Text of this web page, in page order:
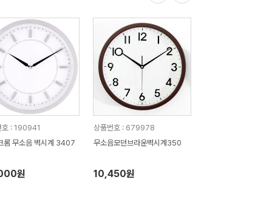
호 : 190941
롬 무소음 벽시계 3407
원
상품번호 : 679978
무소음모던브라운벽시계350
10,450원